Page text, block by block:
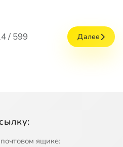
/ 599 Далее
ящике: